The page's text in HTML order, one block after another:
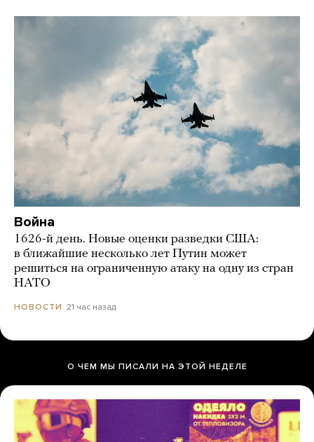
Война
1626-й день. Новые оценки разведки США:
в ближайшие несколько лет Путин может
решиться на ограниченную атаку на одну из стран
НАТО
НОВОСТИ 21 час назад
О ЧЕМ МЫ ПИСАЛИ НА ЭТОЙ НЕДЕЛЕ